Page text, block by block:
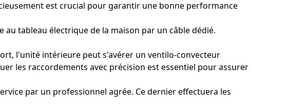
est crucial pour garantir une bonne performance
tableau électrique de la maison par un câble dédié.
l'unité intérieure peut s'avérer un ventilo-convecteur
les raccordements avec précision est essentiel pour assurer
par un professionnel agrée. Ce dernier effectuera les